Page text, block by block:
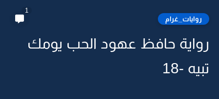
روايات_غرام
1
رواية حافظ عهود الحب يومك
تبيه -18